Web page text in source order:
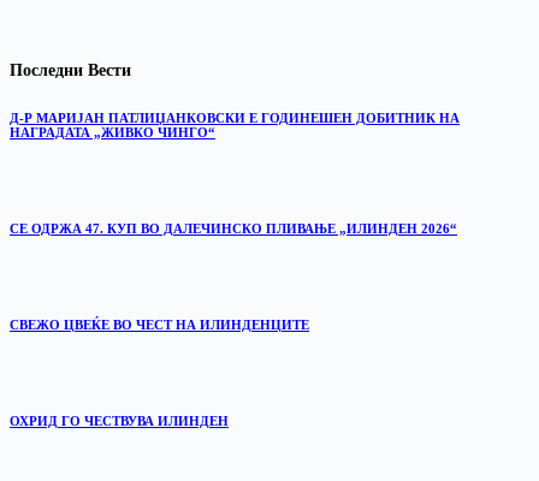
Последни Вести
Д-Р МАРИЈАН ПАТЛИЏАНКОВСКИ Е ГОДИНЕШЕН ДОБИТНИК НА
НАГРАДАТА „ЖИВКО ЧИНГО“
СЕ ОДРЖА 47. КУП ВО ДАЛЕЧИНСКО ПЛИВАЊЕ „ИЛИНДЕН 2026“
‎СВЕЖО ЦВЕЌЕ ВО ЧЕСТ НА ИЛИНДЕНЦИТЕ
ОХРИД ГО ЧЕСТВУВА ИЛИНДЕН